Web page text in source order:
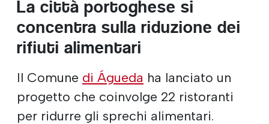
La città portoghese si
concentra sulla riduzione dei
rifiuti alimentari
Il Comune di Águeda ha lanciato un
progetto che coinvolge 22 ristoranti
per ridurre gli sprechi alimentari.